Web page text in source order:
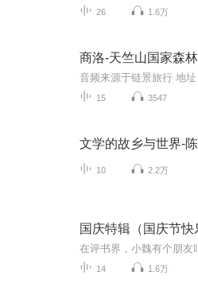
26 1.6万
商洛-天竺山国家森
15 3547
文学的故乡与世界-
10 2.2万
国庆特辑（国庆节快
14 1.6万